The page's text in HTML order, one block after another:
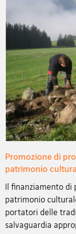
Promozione di
patrimonio
Il finanziamento di
patrimonio
portatori delle
salvaguardia